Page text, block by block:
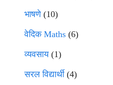
भाषणे(10)
वेदिक Maths (6)
व्यवसाय(1)
सरल विद्यार्थी(4)